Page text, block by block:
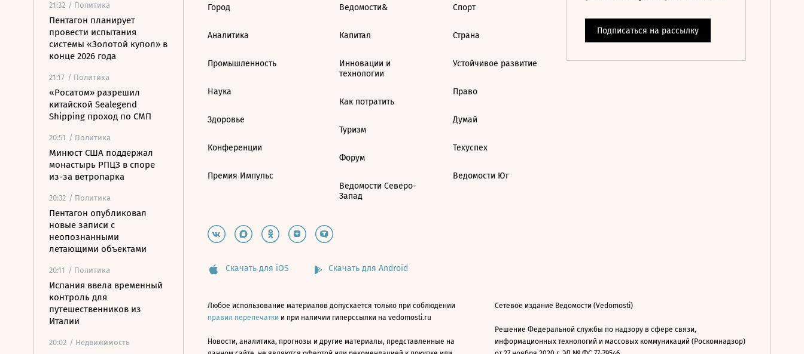
21:32 / Политика
Пентагон планирует
провести испытания
системы «Золотой купол» в
конце 2026 года
21:17 / Политика
«Росатом» разрешил
китайской Sealegend
Shipping проход по СМП
20:51 / Политика
Минюст США поддержал
монастырь РПЦЗ в споре
из-за ветропарка
20:32 / Политика
Пентагон опубликовал
новые записи с
неопознанными
летающими объектами
20:11 / Политика
Испания ввела временный
контроль для
путешественников из
Италии
20:02 / Недвижимость
Город
Аналитика
Промышленность
Наука
Здоровье
Конференции
Премия Импульс
Ведомости&
Капитал
Инновации и
технологии
Как потратить
Туризм
Форум
Ведомости Северо-
Запад
Спорт
Страна
Устойчивое развитие
Право
Думай
Техуспех
Ведомости Юг
Скачать для iOS Скачать для Android
Любое использование материалов допускается только при соблюдении
правил перепечатки и при наличии гиперссылки на vedomosti.ru
Новости, аналитика, прогнозы и другие материалы, представленные на
Сетевое издание Ведомости (Vedomosti)
Решение Федеральной службы по надзору в сфере связи,
информационных технологий и массовых коммуникаций (Роскомнадзор)